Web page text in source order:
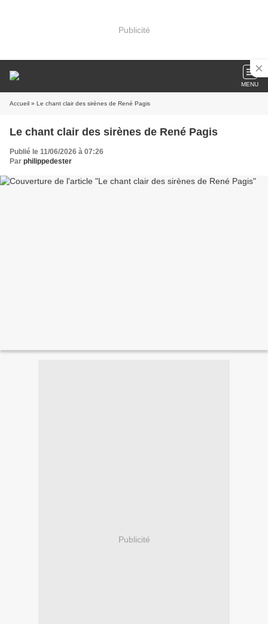
Publicité
MENU
Accueil » Le chant clair des sirènes de René Pagis
Le chant clair des sirènes de René Pagis
Publié le 11/06/2026 à 07:26
Par philippedester
Publicité